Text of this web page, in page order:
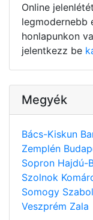
Online
legmodernebb
honlapunkon
jelentkezz be
Megyék
Bács-Kiskun
Zemplén
Sopron Hajdú-
Szolnok
Somogy
Veszprém Zala